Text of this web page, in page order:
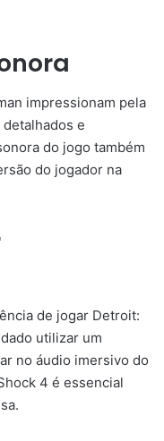
impressionam pela
e
do jogo também
do jogador na
de jogar Detroit:
utilizar um
no áudio imersivo do
4 é essencial